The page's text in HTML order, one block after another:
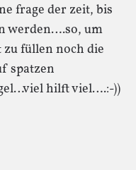
frage der zeit, bis
werden….so, um
füllen noch die
spatzen
hilft viel….:-))